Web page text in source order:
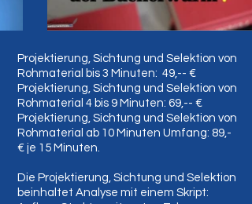
Projektierung, Sichtung und Selektion von
Rohmaterial bis 3 Minuten: 49,-- €
Projektierung, Sichtung und Selektion von
Rohmaterial 4 bis 9 Minuten: 69,-- €
Projektierung, Sichtung und Selektion von
Rohmaterial ab 10 Minuten Umfang: 89,-
€ je 15 Minuten.
Die Projektierung, Sichtung und Selektion
beinhaltet Analyse mit einem Skript: